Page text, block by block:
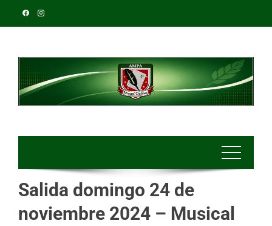
Salida domingo 24 de
noviembre 2024 – Musical